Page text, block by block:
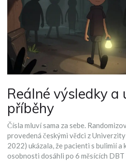
Reálné výsledky a
příběhy
Čísla mluví sama za sebe.
provedená českými vědci z
2022) ukázala, že pacienti s bulimií a
osobnosti dosáhli po 6 měsících